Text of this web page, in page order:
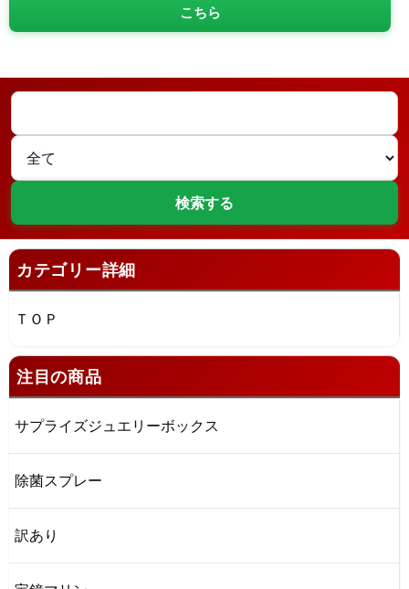
こちら
カテゴリー詳細
ＴＯＰ
注目の商品
サプライズジュエリーボックス
除菌スプレー
訳あり